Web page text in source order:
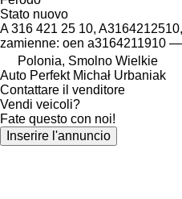
Stato nuovo
A 316 421 25 10,
zamienne: oen a3164211910
Polonia, Smolno Wielkie
Auto Perfekt Michał Urbaniak
Contattare il venditore
Vendi veicoli?
Fate questo con noi!
Inserire l'annuncio